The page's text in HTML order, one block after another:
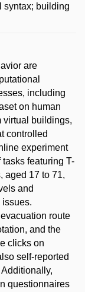
syntax; building
are
including
on human
virtual buildings,
controlled
experiment
featuring T-
aged 17 to 71,
and
route
and the
clicks on
self-reported
questionnaires